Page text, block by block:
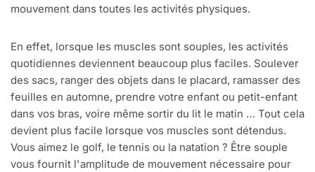
mouvement dans toutes les activités physiques.
En effet, lorsque les muscles sont souples, les activités
quotidiennes deviennent beaucoup plus faciles. Soulever
des sacs, ranger des objets dans le placard, ramasser des
feuilles en automne, prendre votre enfant ou petit-enfant
dans vos bras, voire même sortir du lit le matin … Tout cela
devient plus facile lorsque vos muscles sont détendus.
Vous aimez le golf, le tennis ou la natation ? Être souple
vous fournit l'amplitude de mouvement nécessaire pour